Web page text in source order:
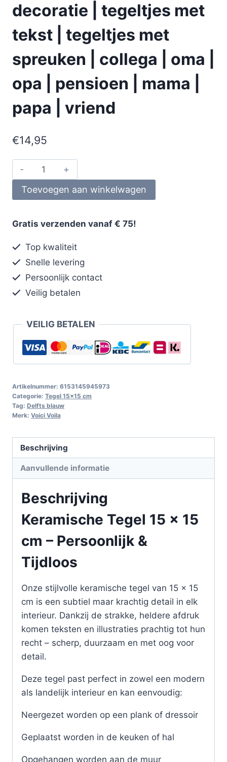
decoratie | tegeltjes met
tekst | tegeltjes met
spreuken | collega | oma |
opa | pensioen | mama |
papa | vriend
€14,95
Toevoegen aan winkelwagen
Gratis verzenden vanaf € 75!
Top kwaliteit
Snelle levering
Persoonlijk contact
Veilig betalen
VEILIG BETALEN
Artikelnummer: 6153145945973
Categorie: Tegel 15x15 cm
Tag: Delfts blauw
Merk: Voici Voila
Beschrijving
Aanvullende informatie
Beschrijving
Keramische Tegel 15 x 15
cm – Persoonlijk &
Tijdloos
Onze stijlvolle keramische tegel van 15 x 15
cm is een subtiel maar krachtig detail in elk
interieur. Dankzij de strakke, heldere afdruk
komen teksten en illustraties prachtig tot hun
recht – scherp, duurzaam en met oog voor
detail.
Deze tegel past perfect in zowel een modern
als landelijk interieur en kan eenvoudig:
Neergezet worden op een plank of dressoir
Geplaatst worden in de keuken of hal
Opgehangen worden aan de muur